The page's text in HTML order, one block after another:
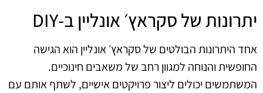
יתרונות של סקראץ׳ אונליין ב‑DIY
אחד היתרונות הבולטים של סקראץ׳ אונליין הוא הגישה
החופשית והנוחה למגוון רחב של משאבים חינוכיים.
המשתמשים יכולים ליצור פרויקטים אישיים, לשתף אותם עם